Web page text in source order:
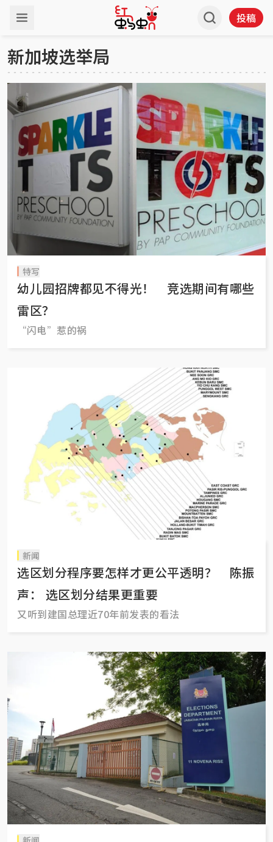
投稿
新加坡选举局
特写
幼儿园招牌都见不得光！ 竞选期间有哪些
雷区？
“闪电”惹的祸
新闻
选区划分程序要怎样才更公平透明？ 陈振
声： 选区划分结果更重要
又听到建国总理近70年前发表的看法